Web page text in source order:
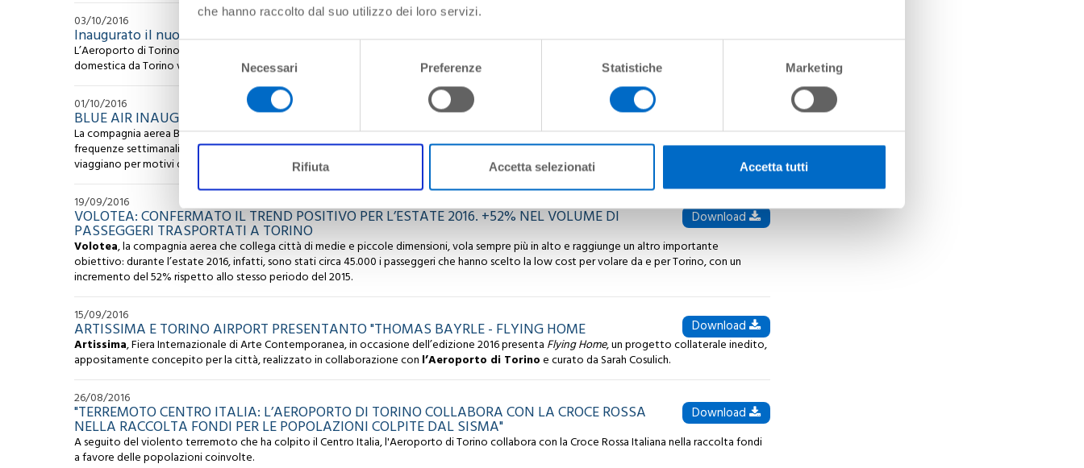
che hanno raccolto dal suo utilizzo dei loro servizi.
Selezione
del
Necessari Preferenze Statistiche Marketing
Rifiuta Accetta selezionati Accetta tutti
03/10/2016
Inaugurato il nuovo volo Blue Air Torino-Pescara
L’Aeroporto di Torino ha salutato con un arco d’acqua dei Vigili del Fuoco l’arrivo del primo volo da Pescara, inaugurando così la nuova rotta
domestica da Torino verso la località adriatica.
01/10/2016
BLUE AIR INAUGURA IL NUOVO COLLEGAMENTO TRA LE CITTA' DI TORINO E NAPOLI
La compagnia aerea Blue Air ha inaugurato questa mattina il nuovo collegamento diretto Torino - Napoli. Blue Air opererà sulla tratta 12
frequenze settimanali – due frequenze giornaliere nei giorni feriali e una nel fine settimana – adatte per incontrare le esigenze di coloro che
viaggiano per motivi di lavoro e di turismo, grazie agli orari che favoriscono sia i viaggi in giornata che gli spostamenti per il fine settimana.
19/09/2016
VOLOTEA: CONFERMATO IL TREND POSITIVO PER L’ESTATE 2016. +52% NEL VOLUME DI
PASSEGGERI TRASPORTATI A TORINO
Download
Volotea, la compagnia aerea che collega città di medie e piccole dimensioni, vola sempre più in alto e raggiunge un altro importante
obiettivo: durante l’estate 2016, infatti, sono stati circa 45.000 i passeggeri che hanno scelto la low cost per volare da e per Torino, con un
incremento del 52% rispetto allo stesso periodo del 2015.
15/09/2016
ARTISSIMA E TORINO AIRPORT PRESENTANTO "THOMAS BAYRLE - FLYING HOME Download
Artissima, Fiera Internazionale di Arte Contemporanea, in occasione dell’edizione 2016 presenta Flying Home, un progetto collaterale inedito,
appositamente concepito per la città, realizzato in collaborazione con l’Aeroporto di Torinoe curato da Sarah Cosulich.
26/08/2016
"TERREMOTO CENTRO ITALIA: L’AEROPORTO DI TORINO COLLABORA CON LA CROCE ROSSA
NELLA RACCOLTA FONDI PER LE POPOLAZIONI COLPITE DAL SISMA"
Download
A seguito del violento terremoto che ha colpito il Centro Italia, l'Aeroporto di Torino collabora con la Croce Rossa Italiana nella raccolta fondi
a favore delle popolazioni coinvolte.